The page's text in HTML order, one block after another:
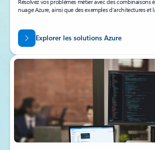
Résolvez vos problèmes métier avec des combinaisons
nuage Azure, ainsi que des exemples d’architectures
Explorer les solutions Azure